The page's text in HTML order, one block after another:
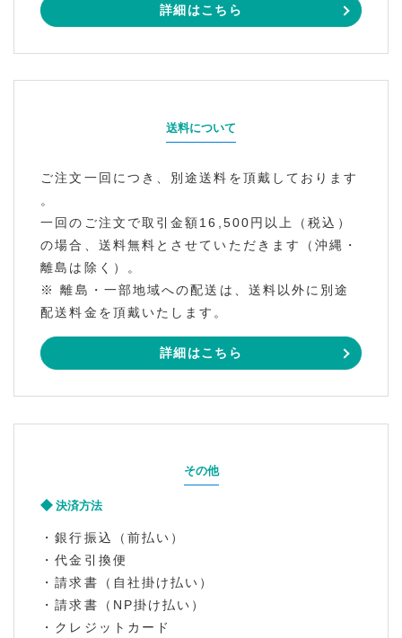
詳細はこちら
送料について
ご注文一回につき、別途送料を頂戴しております
。
一回のご注文で取引金額16,500円以上（税込）
の場合、送料無料とさせていただきます（沖縄・
離島は除く）。
※ 離島・一部地域への配送は、送料以外に別途
配送料金を頂戴いたします。
詳細はこちら
その他
決済方法
・銀行振込（前払い）
・代金引換便
・請求書（自社掛け払い）
・請求書（NP掛け払い）
・クレジットカード